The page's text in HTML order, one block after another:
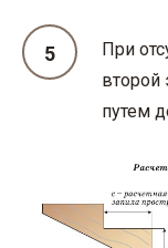
При
второй
путем